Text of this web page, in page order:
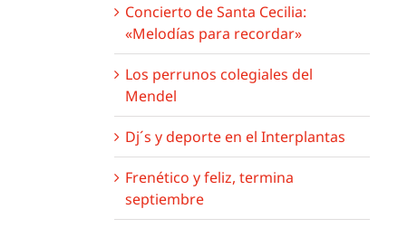
Concierto de Santa Cecilia:
«Melodías para recordar»
Los perrunos colegiales del
Mendel
Dj´s y deporte en el Interplantas
Frenético y feliz, termina
septiembre